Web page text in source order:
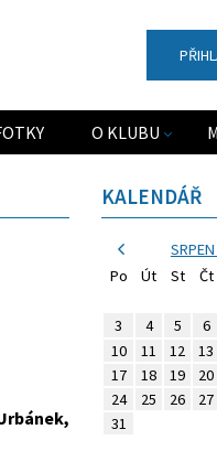
O KLUBU
KALENDÁŘ
Po
Út St Čt
3
4 5 6
10
11 12 13
17
18 19 20
24
25 26 27
31